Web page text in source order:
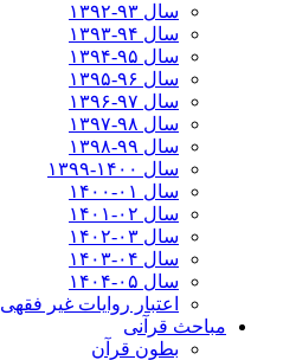
سال ۹۳-۱۳۹۲
سال ۹۴-۱۳۹۳
سال ۹۵-۱۳۹۴
سال ۹۶-۱۳۹۵
سال ۹۷-۱۳۹۶
سال ۹۸-۱۳۹۷
سال ۹۹-۱۳۹۸‍
سال ۱۴۰۰-۱۳۹۹
سال ۰۱-۱۴۰۰
سال ۰۲-۱۴۰۱
سال ۰۳-۱۴۰۲
سال ۰۴-۱۴۰۳
سال ۰۵-۱۴۰۴
اعتبار روایات غیر فقهی
مباحث قرآنی
بطون قرآن